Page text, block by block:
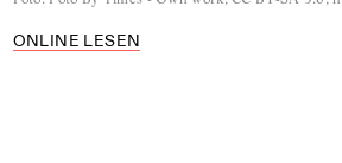
ONLINE LESEN